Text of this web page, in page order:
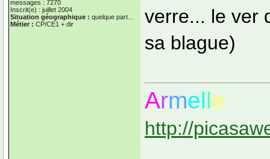
messages : 7270
Inscrit(e) : juillet 2004
Situation géographique : quelque part...
Métier : CP/CE1 + dir
verre... le ver
sa blague)
Armelle
http://